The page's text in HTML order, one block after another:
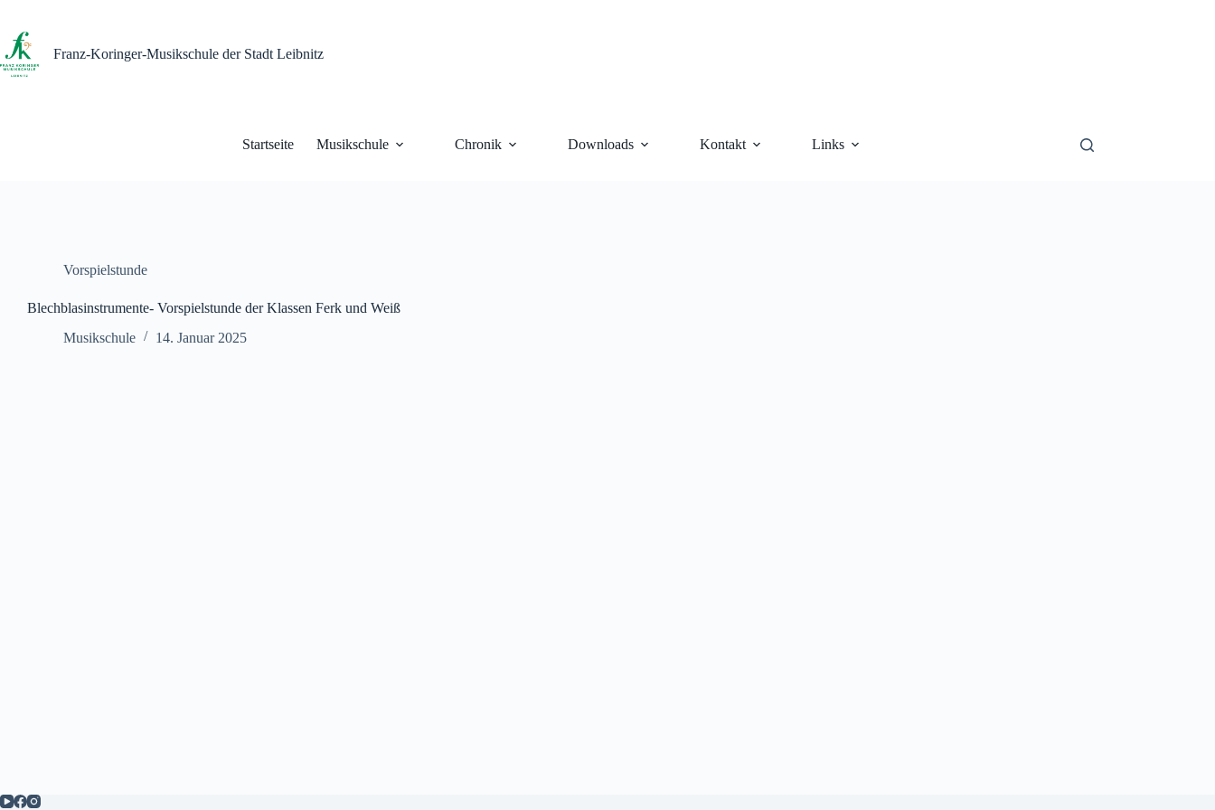
springen
Franz-Koringer-Musikschule der Stadt Leibnitz
Startseite Musikschule Chronik Downloads Kontakt Links
Vorspielstunde
Blechblasinstrumente- Vorspielstunde der Klassen Ferk und Weiß
Musikschule
14. Januar 2025